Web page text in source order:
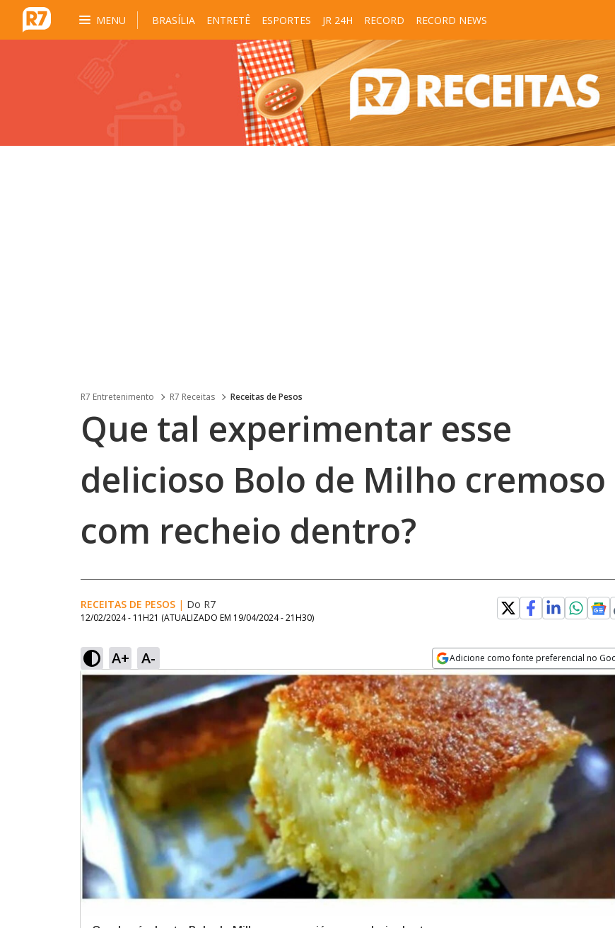
MENU BRASÍLIA ENTRETÊ ESPORTES JR 24H RECORD RECORD NEWS
R7 Entretenimento R7 Receitas Receitas de Pesos
Que tal experimentar esse
delicioso Bolo de Milho cremoso
com recheio dentro?
RECEITAS DE PESOS | Do R7
12/02/2024 - 11H21 (ATUALIZADO EM 19/04/2024 - 21H30)
A+ A- Adicione como fonte preferencial no
Opens in new window